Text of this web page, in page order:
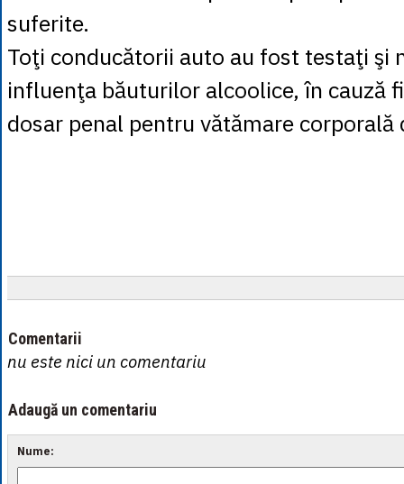
suferite.
Toţi conducătorii auto au fost testaţi şi
influenţa băuturilor alcoolice, în cauză
dosar penal pentru vătămare corporală
Comentarii
nu este nici un comentariu
Adaugă un comentariu
Nume: